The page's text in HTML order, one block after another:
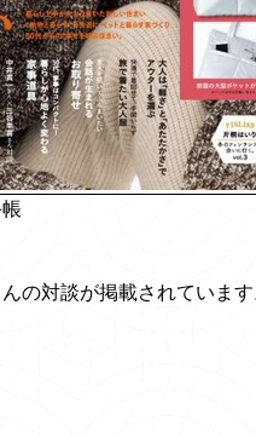
の対談が掲載されていま